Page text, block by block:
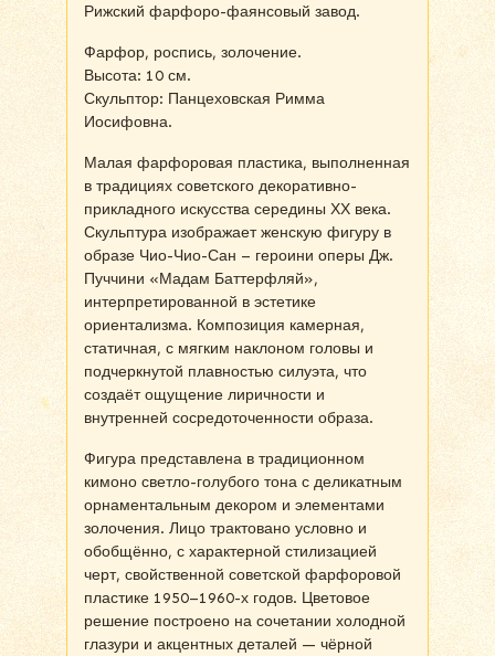
Рижский фарфоро-фаянсовый завод.
Фарфор, роспись, золочение.
Высота: 10 см.
Скульптор: Панцеховская Римма
Иосифовна.
Малая фарфоровая пластика, выполненная
в традициях советского декоративно-
прикладного искусства середины ХХ века.
Скульптура изображает женскую фигуру в
образе Чио-Чио-Сан – героини оперы Дж.
Пуччини «Мадам Баттерфляй»,
интерпретированной в эстетике
ориентализма. Композиция камерная,
статичная, с мягким наклоном головы и
подчеркнутой плавностью силуэта, что
создаёт ощущение лиричности и
внутренней сосредоточенности образа.
Фигура представлена в традиционном
кимоно светло-голубого тона с деликатным
орнаментальным декором и элементами
золочения. Лицо трактовано условно и
обобщённо, с характерной стилизацией
черт, свойственной советской фарфоровой
пластике 1950–1960-х годов. Цветовое
решение построено на сочетании холодной
глазури и акцентных деталей — чёрной